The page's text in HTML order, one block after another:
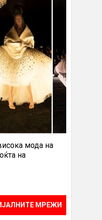
мода на
на
МРЕЖИ